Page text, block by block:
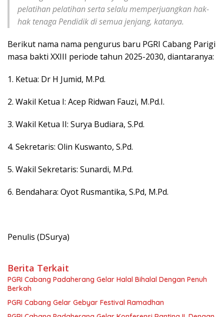
pelatihan pelatihan serta selalu memperjuangkan hak-
hak tenaga Pendidik di semua jenjang, katanya.
Berikut nama nama pengurus baru PGRI Cabang Parigi
masa bakti XXIII periode tahun 2025-2030, diantaranya:
1. Ketua: Dr H Jumid, M.Pd.
2. Wakil Ketua I: Acep Ridwan Fauzi, M.Pd.I.
3. Wakil Ketua II: Surya Budiara, S.Pd.
4. Sekretaris: Olin Kuswanto, S.Pd.
5. Wakil Sekretaris: Sunardi, M.Pd.
6. Bendahara: Oyot Rusmantika, S.Pd, M.Pd.
Penulis (DSurya)
Berita Terkait
PGRI Cabang Padaherang Gelar Halal Bihalal Dengan Penuh
Berkah
PGRI Cabang Gelar Gebyar Festival Ramadhan